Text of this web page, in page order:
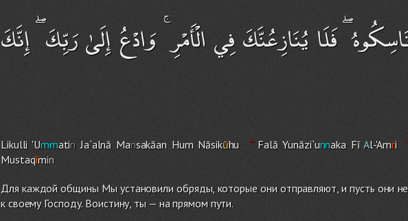
فَلَا يُنَازِعُنَّكَ فِي الْأَمْرِ ۚ وَادْعُ إِلَىٰ رَبِّكَ ۖ إِنَّكَ
Likulli 'Ummatin Ja`alnā Mansakāan HumNāsikūhu Falā Yunāzi`unnaka FīAl-'Amri
Mustaqīmin
Для каждой общины Мы установили обряды, которые они отправляют, и пусть они
к своему Господу. Воистину, ты — на прямом пути.